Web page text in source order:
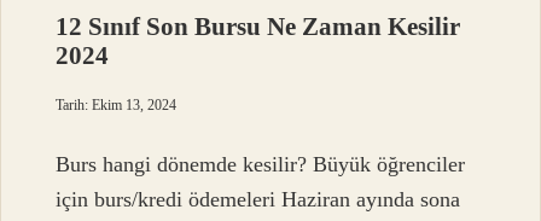
12 Sınıf Son Bursu Ne Zaman Kesilir
2024
Tarih: Ekim 13, 2024
Burs hangi dönemde kesilir? Büyük öğrenciler
için burs/kredi ödemeleri Haziran ayında sona